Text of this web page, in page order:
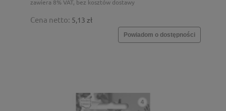
zawiera 8% VAT, bez kosztów dostawy
Cena netto: 5,13 zł
Powiadom o dostępności